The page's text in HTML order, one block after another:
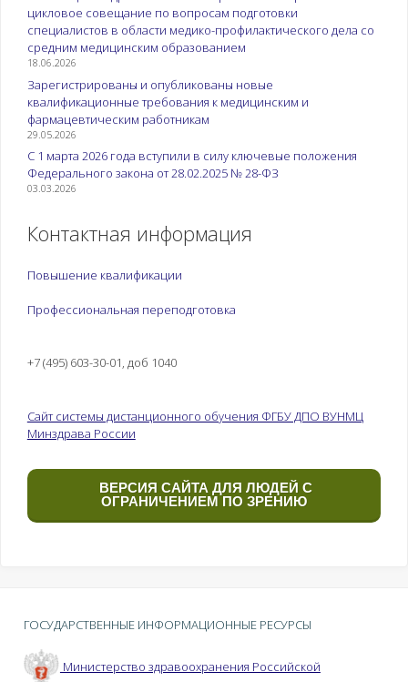
цикловое совещание по вопросам подготовки
специалистов в области медико-профилактического дела со
средним медицинским образованием
18.06.2026
Зарегистрированы и опубликованы новые
квалификационные требования к медицинским и
фармацевтическим работникам
29.05.2026
С 1 марта 2026 года вступили в силу ключевые положения
Федерального закона от 28.02.2025 № 28-ФЗ
03.03.2026
Контактная информация
Повышение квалификации
Профессиональная переподготовка
+7 (495) 603-30-01, доб 1040
Сайт системы дистанционного обучения ФГБУ ДПО ВУНМЦ
Минздрава России
ВЕРСИЯ САЙТА ДЛЯ ЛЮДЕЙ С
ОГРАНИЧЕНИЕМ ПО ЗРЕНИЮ
ГОСУДАРСТВЕННЫЕ ИНФОРМАЦИОННЫЕ РЕСУРСЫ
Министерство здравоохранения Российской